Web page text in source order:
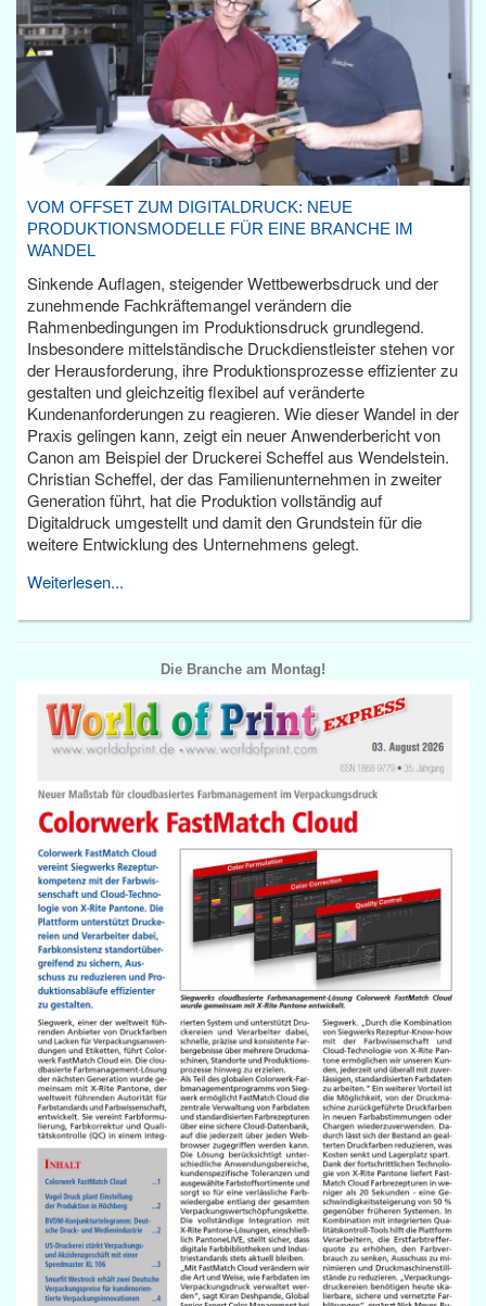
VOM OFFSET ZUM DIGITALDRUCK: NEUE
PRODUKTIONSMODELLE FÜR EINE BRANCHE IM
WANDEL
Sinkende Auflagen, steigender Wettbewerbsdruck und der
zunehmende Fachkräftemangel verändern die
Rahmenbedingungen im Produktionsdruck grundlegend.
Insbesondere mittelständische Druckdienstleister stehen vor
der Herausforderung, ihre Produktionsprozesse effizienter zu
gestalten und gleichzeitig flexibel auf veränderte
Kundenanforderungen zu reagieren. Wie dieser Wandel in der
Praxis gelingen kann, zeigt ein neuer Anwenderbericht von
Canon am Beispiel der Druckerei Scheffel aus Wendelstein.
Christian Scheffel, der das Familienunternehmen in zweiter
Generation führt, hat die Produktion vollständig auf
Digitaldruck umgestellt und damit den Grundstein für die
weitere Entwicklung des Unternehmens gelegt.
Weiterlesen...
Die Branche am Montag!